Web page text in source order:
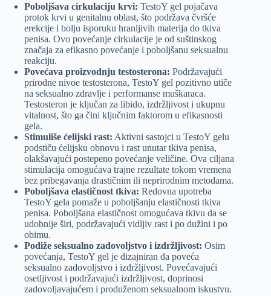
Poboljšava cirkulaciju krvi: TestoY gel pojačava
protok krvi u genitalnu oblast, što podržava čvršće
erekcije i bolju isporuku hranljivih materija do tkiva
penisa. Ovo povećanje cirkulacije je od suštinskog
značaja za efikasno povećanje i poboljšanu seksualnu
reakciju.
Povećava proizvodnju testosterona: Podržavajući
prirodne nivoe testosterona, TestoY gel pozitivno utiče
na seksualno zdravlje i performanse muškaraca.
Testosteron je ključan za libido, izdržljivost i ukupnu
vitalnost, što ga čini ključnim faktorom u efikasnosti
gela.
Stimuliše ćelijski rast: Aktivni sastojci u TestoY gelu
podstiču ćelijsku obnovu i rast unutar tkiva penisa,
olakšavajući postepeno povećanje veličine. Ova ciljana
stimulacija omogućava trajne rezultate tokom vremena
bez pribegavanja drastičnim ili neprirodnim metodama.
Poboljšava elastičnost tkiva: Redovna upotreba
TestoY gela pomaže u poboljšanju elastičnosti tkiva
penisa. Poboljšana elastičnost omogućava tkivu da se
udobnije širi, podržavajući vidljiv rast i po dužini i po
obimu.
Podiže seksualno zadovoljstvo i izdržljivost: Osim
povećanja, TestoY gel je dizajniran da poveća
seksualno zadovoljstvo i izdržljivost. Povećavajući
osetljivost i podržavajući izdržljivost, doprinosi
zadovoljavajućem i produženom seksualnom iskustvu.